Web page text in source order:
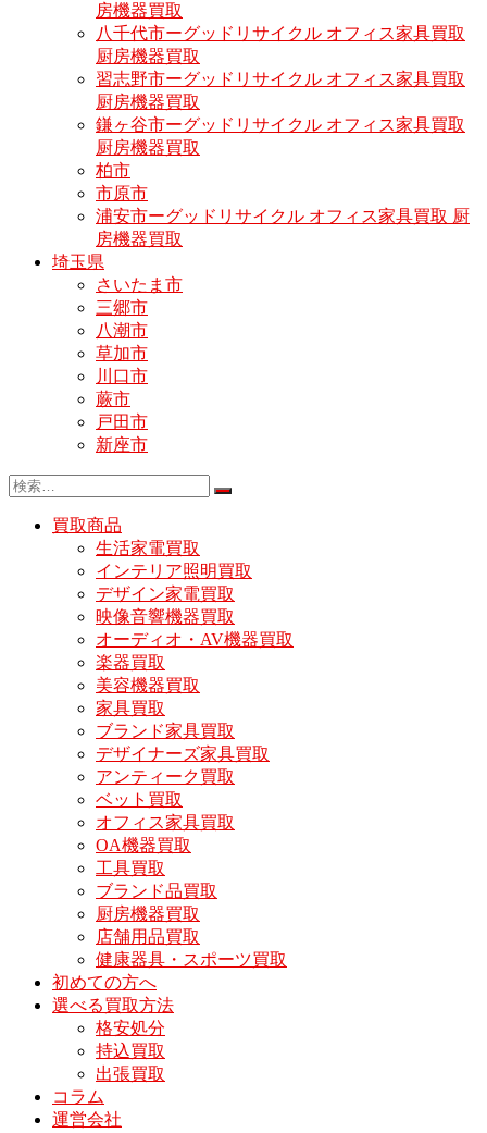
房機器買取
八千代市ーグッドリサイクル オフィス家具買取
厨房機器買取
習志野市ーグッドリサイクル オフィス家具買取
厨房機器買取
鎌ヶ谷市ーグッドリサイクル オフィス家具買取
厨房機器買取
柏市
市原市
浦安市ーグッドリサイクル オフィス家具買取 厨
房機器買取
埼玉県
さいたま市
三郷市
八潮市
草加市
川口市
蕨市
戸田市
新座市
買取商品
生活家電買取
インテリア照明買取
デザイン家電買取
映像音響機器買取
オーディオ・AV機器買取
楽器買取
美容機器買取
家具買取
ブランド家具買取
デザイナーズ家具買取
アンティーク買取
ベット買取
オフィス家具買取
OA機器買取
工具買取
ブランド品買取
厨房機器買取
店舗用品買取
健康器具・スポーツ買取
初めての方へ
選べる買取方法
格安処分
持込買取
出張買取
コラム
運営会社